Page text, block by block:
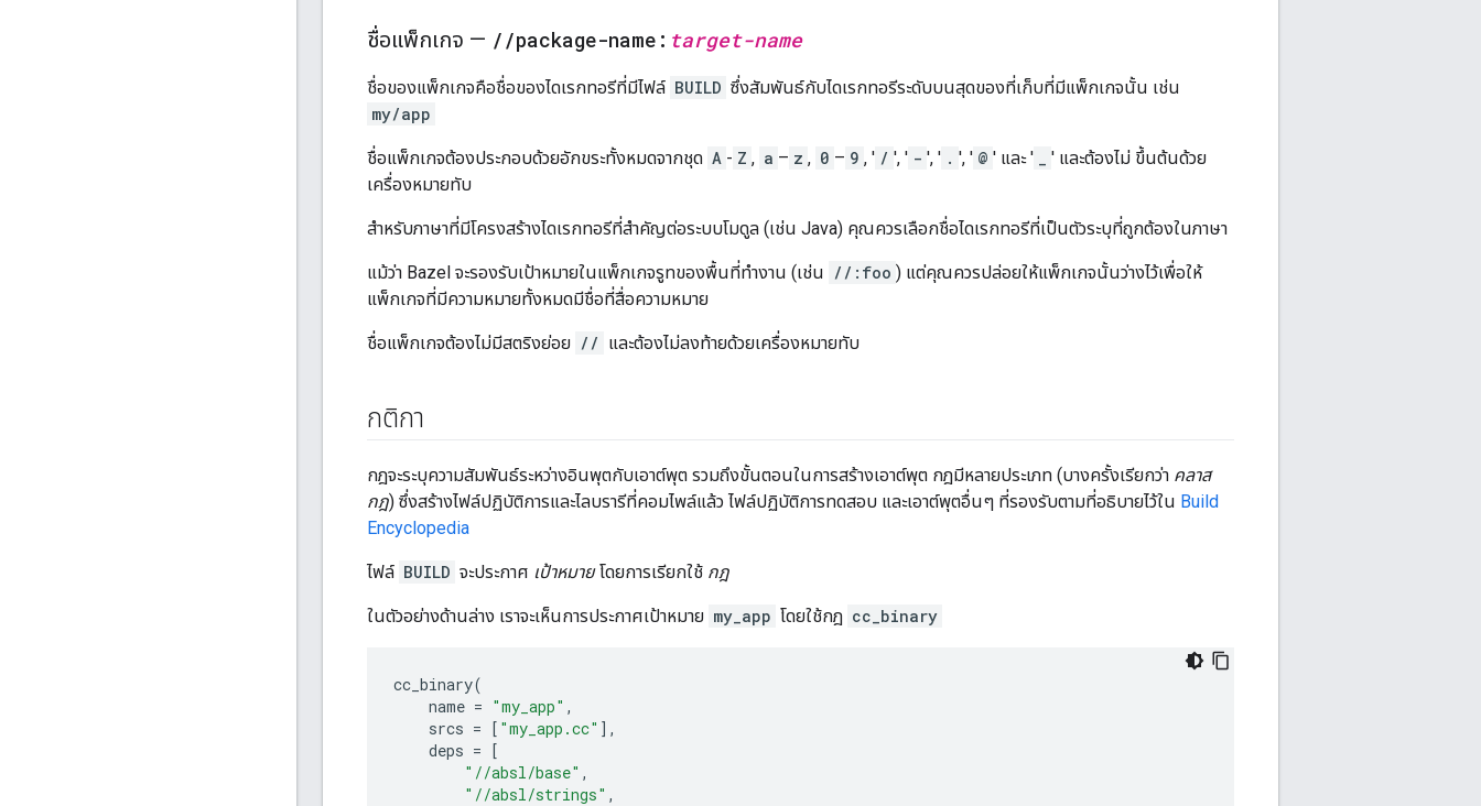
ชื่อแพ็กเกจ — //package-name: target-name
ชื่อของแพ็กเกจคือชื่อของไดเรกทอรีที่มีไฟล์ BUILD ซึ่งสัมพันธ์กับไดเรกทอรีระดับบนสุดของที่เก็บที่มีแพ็กเกจนั้น เช่น
my/app
ชื่อแพ็กเกจต้องประกอบด้วยอักขระทั้งหมดจากชุด A - Z , a – z , 0 – 9 , ' / ', ' - ', ' . ', ' @ ' และ '
' และต้องไม่ ขึ้นต้นด้วย
เครื่องหมายทับ
สำหรับภาษาที่มีโครงสร้างไดเรกทอรีที่สำคัญต่อระบบโมดูล (เช่น Java) คุณควรเลือกชื่อไดเรกทอรีที่เป็นตัวระบุที่ถูกต้องในภาษา
แม้ว่า Bazel จะรองรับเป้าหมายในแพ็กเกจรูทของพื้นที่ทำงาน (เช่น //:foo ) แต่คุณควรปล่อยให้แพ็กเกจนั้นว่างไว้เพื่อให้
แพ็กเกจที่มีความหมายทั้งหมดมีชื่อที่สื่อความหมาย
ชื่อแพ็กเกจต้องไม่มีสตริงย่อย // และต้องไม่ลงท้ายด้วยเครื่องหมายทับ
กติกา
กฎจะระบุความสัมพันธ์ระหว่างอินพุตกับเอาต์พุต รวมถึงขั้นตอนในการสร้างเอาต์พุต กฎมีหลายประเภท (บางครั้งเรียกว่า คลาส
กฎ) ซึ่งสร้างไฟล์ปฏิบัติการและไลบรารีที่คอมไพล์แล้ว ไฟล์ปฏิบัติการทดสอบ และเอาต์พุตอื่นๆ ที่รองรับตามที่อธิบายไว้ใน Build
Encyclopedia
ไฟล์ BUILD จะประกาศ เป้าหมายโดยการเรียกใช้ กฎ
ในตัวอย่างด้านล่าง เราจะเห็นการประกาศเป้าหมาย my_app โดยใช้กฎ cc_binary
cc_binary(
name = "my_app" ,
srcs = [ "my_app.cc" ],
deps = [
"//absl/base" ,
"//absl/strings" ,